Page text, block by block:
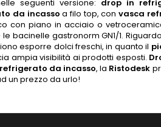
seguenti versione: drop in
da incasso a filo top, convasca
con piano in acciaio o
bacinelle gastronorm GN1/1.
esporre dolci freschi, in quanto il
ampia visibilità ai prodotti esposti.
da incasso, la Ristodesk
un prezzo da urlo!